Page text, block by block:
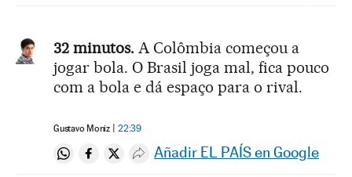
32 minutos. A Colômbia começou a
jogar bola. O Brasil joga mal, fica pouco
com a bola e dá espaço para o rival.
Gustavo Moniz 22:39
Compartir en Whatsapp
Compartir en Facebook
Compartir en Twitter
Desplegar Redes Sociales
Añadir EL PAÍS en Google